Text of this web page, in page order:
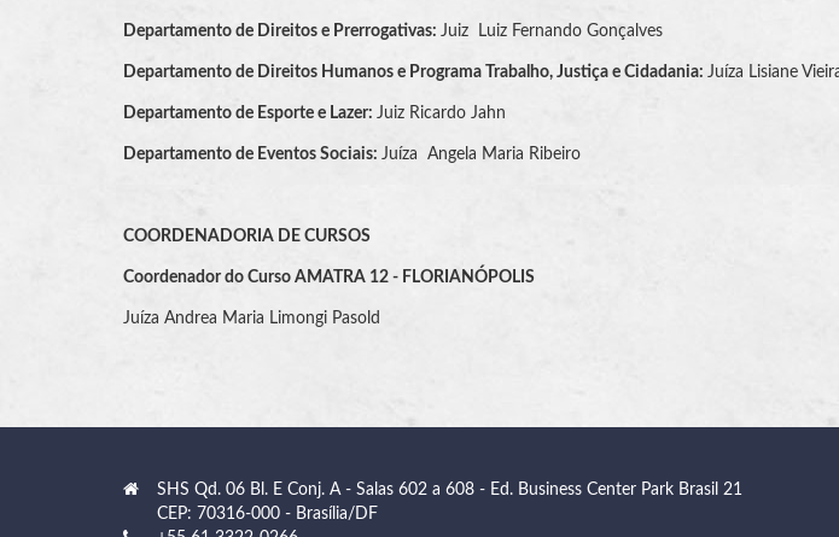
Departamento de Direitos e Prerrogativas: Juiz Luiz Fernando Gonçalves
Departamento de Direitos Humanos e Programa Trabalho, Justiça e Cidadania: Juíza Lisiane
Departamento de Esporte e Lazer: Juiz Ricardo Jahn
Departamento de Eventos Sociais: Juíza Angela Maria Ribeiro
COORDENADORIA DE CURSOS
Coordenador do Curso AMATRA 12 - FLORIANÓPOLIS
Juíza Andrea Maria Limongi Pasold
SHS Qd. 06 Bl. E Conj. A - Salas 602 a 608 - Ed. Business Center Park Brasil 21
CEP: 70316-000 - Brasília/DF